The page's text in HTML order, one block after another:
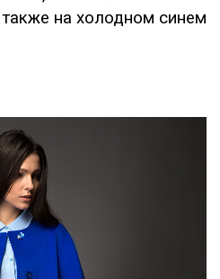
также на холодном синем